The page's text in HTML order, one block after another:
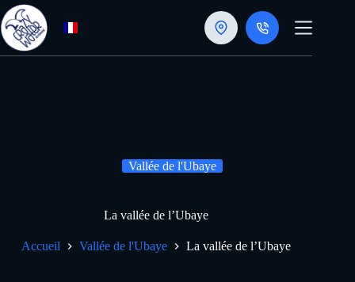
Passer
au
contenu
Vallée de l'Ubaye
La vallée de l’Ubaye
Accueil Vallée de l'Ubaye La vallée de l’Ubaye